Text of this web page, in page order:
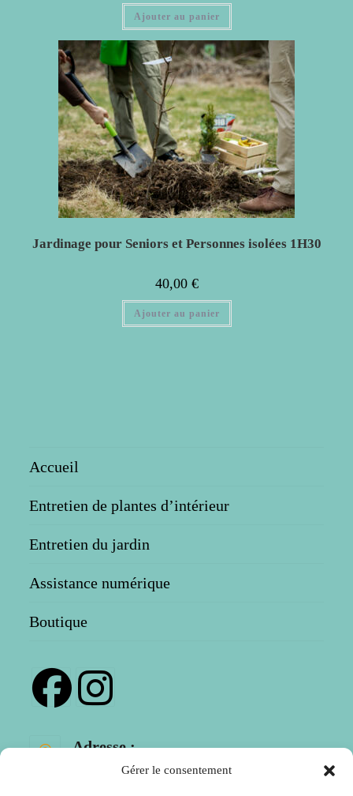
Gérer le consentement
Ajouter au panier
Jardinage pour Seniors et Personnes isolées 1H30
40,00 €
Ajouter au panier
Accueil
Entretien de plantes d’intérieur
Entretien du jardin
Assistance numérique
Boutique
Adresse :
GUERET